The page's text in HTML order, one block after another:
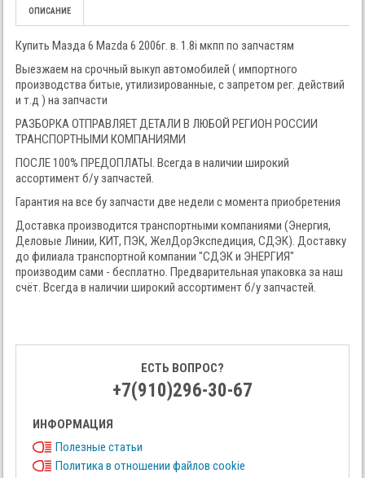
ОПИСАНИЕ
Купить Мазда 6 Mazda 6 2006г. в. 1.8i мкпп по запчастям
Выезжаем на срочный выкуп автомобилей ( импортного
производства битые, утилизированные, с запретом рег. действий
и т.д ) на запчасти
РАЗБОРКА ОТПРАВЛЯЕТ ДЕТАЛИ В ЛЮБОЙ РЕГИОН РОССИИ
ТРАНСПОРТНЫМИ КОМПАНИЯМИ
ПОСЛЕ 100% ПРЕДОПЛАТЫ. Всегда в наличии широкий
ассортимент б/у запчастей.
Гарантия на все бу запчасти две недели с момента приобретения
Доставка производится транспортными компаниями (Энергия,
Деловые Линии, КИТ, ПЭК, ЖелДорЭкспедиция, СДЭК). Доставку
до филиала транспортной компании "СДЭК и ЭНЕРГИЯ"
производим сами - бесплатно. Предварительная упаковка за наш
счёт. Всегда в наличии широкий ассортимент б/у запчастей.
ЕСТЬ ВОПРОС?
+7(910)296-30-67
ИНФОРМАЦИЯ
Полезные статьи
Политика в отношении файлов cookie